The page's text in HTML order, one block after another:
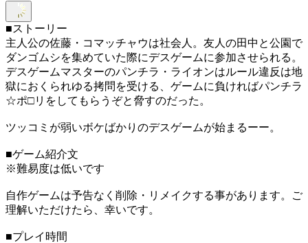
■ストーリー
主人公の佐藤・コマッチャウは社会人。友人の田中と公園で
ダンゴムシを集めていた際にデスゲームに参加させられる。
デスゲームマスターのパンチラ・ライオンはルール違反は地
獄におくられゆる拷問を受ける、ゲームに負ければパンチラ
☆ポ□リをしてもらうぞと脅すのだった。
ツッコミが弱いボケばかりのデスゲームが始まるーー。
■ゲーム紹介文
※難易度は低いです
自作ゲームは予告なく削除・リメイクする事があります。ご
理解いただけたら、幸いです。
■プレイ時間